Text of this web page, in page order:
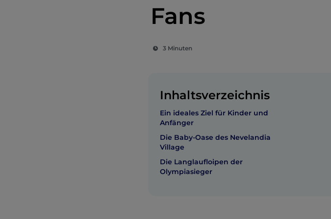
Fans
3 Minuten
Inhaltsverzeichnis
Ein ideales Ziel für Kinder und
Anfänger
Die Baby-Oase des Nevelandia
Village
Die Langlaufloipen der
Olympiasieger